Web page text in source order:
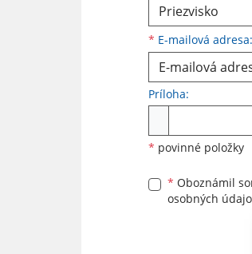
* E-mailová adresa:
Príloha:
* povinné položky
* Oboznámil
osobných